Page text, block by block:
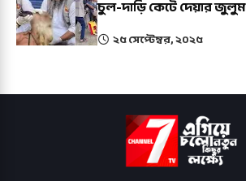
চুল-দাড়ি কেটে দেয়ার জুলুম
২৫ সেপ্টেম্বর, ২০২৫